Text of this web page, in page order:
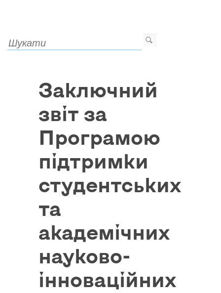
Заключний
звіт за
Програмою
підтримки
студентських
та
академічних
науково-
інноваційних